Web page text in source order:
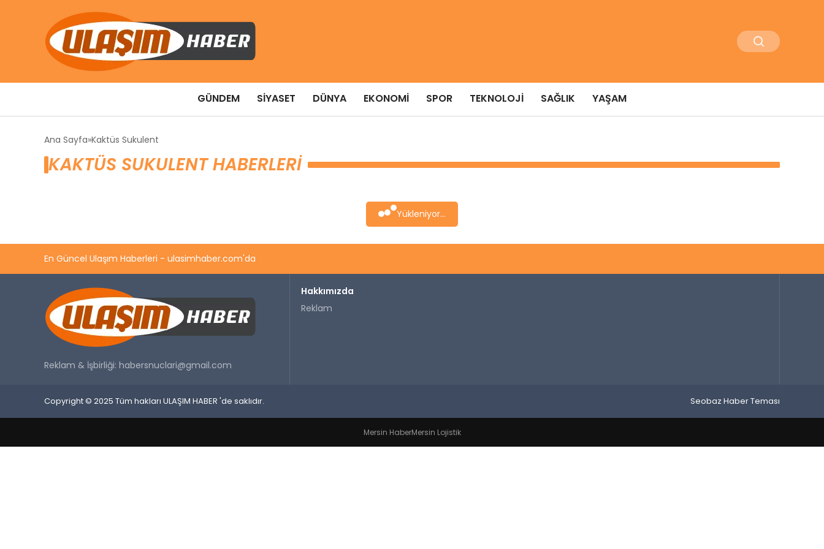
GÜNDEM SIYASET DÜNYA EKONOMI SPOR TEKNOLOJI SAĞLIK YAŞAM
Ana Sayfa Kaktüs Sukulent
KAKTÜS SUKULENT HABERLERI
Yükleniyor...
En Güncel Ulaşım Haberleri - ulasimhaber.com'da
Reklam & İşbirliği: habersnuclari@gmail.com
Hakkımızda
Reklam
Copyright © 2025 Tüm hakları ULAŞIM HABER 'de saklıdır. Seobaz Haber Teması
Mersin HaberMersin Lojistik